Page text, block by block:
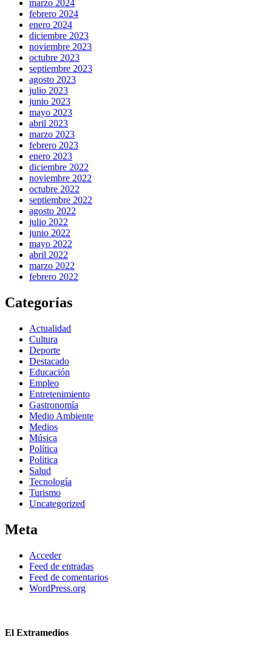
marzo 2024
febrero 2024
enero 2024
diciembre 2023
noviembre 2023
octubre 2023
septiembre 2023
agosto 2023
julio 2023
junio 2023
mayo 2023
abril 2023
marzo 2023
febrero 2023
enero 2023
diciembre 2022
noviembre 2022
octubre 2022
septiembre 2022
agosto 2022
julio 2022
junio 2022
mayo 2022
abril 2022
marzo 2022
febrero 2022
Categorías
Actualidad
Cultura
Deporte
Destacado
Educación
Empleo
Entretenimiento
Gastronomía
Medio Ambiente
Medios
Música
Política
Politica
Salud
Tecnología
Turismo
Uncategorized
Meta
Acceder
Feed de entradas
Feed de comentarios
WordPress.org
El Extramedios